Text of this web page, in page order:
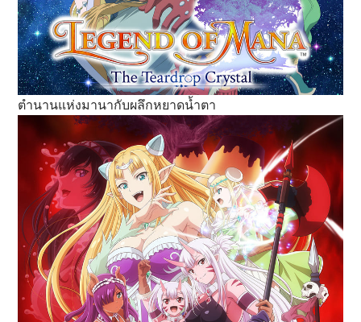
ตำนานแห่งมานากับผลึกหยาดน้ำตา